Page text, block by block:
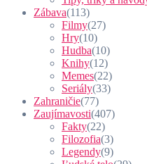
Zábava(113)
Filmy(27)
Hry(10)
Hudba(10)
Knihy(12)
Memes(22)
Seriály(33)
Zahraničie(77)
Zaujímavosti(407)
Fakty(22)
Filozofia(3)
Legendy(9)